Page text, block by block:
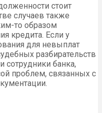
стоит
случаев также
то образом
кредита. Если у
для невыплат
разбирательств
сотрудники банка,
проблем, связанных с